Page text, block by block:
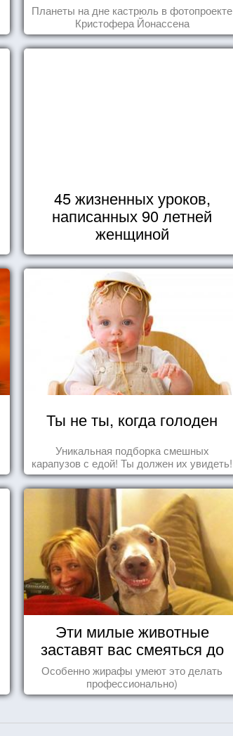
Планеты на дне кастрюль в фотопроекте
Кристофера Йонассена
45 жизненных уроков,
написанных 90 летней
женщиной
Ты не ты, когда голоден
Уникальная подборка смешных
карапузов с едой! Ты должен их увидеть!
Эти милые животные
заставят вас смеяться до
упаду!
Особенно жирафы умеют это делать
профессионально)